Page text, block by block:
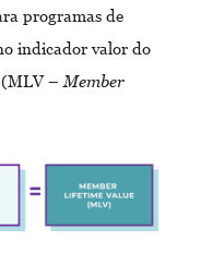
programas de
indicador valor do
– Member